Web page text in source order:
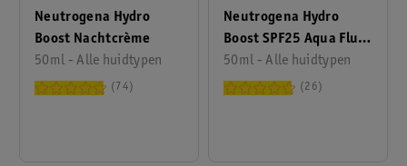
Neutrogena Hydro
Boost Nachtcrème
50ml - Alle huidtypen
74
Neutrogena Hydro
Boost SPF25 Aqua Fluid
Dagcrème
50ml - Alle huidtypen
26